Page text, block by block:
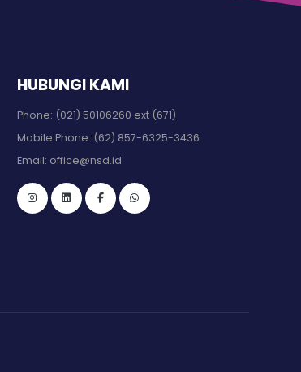
HUBUNGI KAMI
Phone: (021) 50106260 ext (671)
Mobile Phone: (62) 857-6325-3436
Email: office@nsd.id